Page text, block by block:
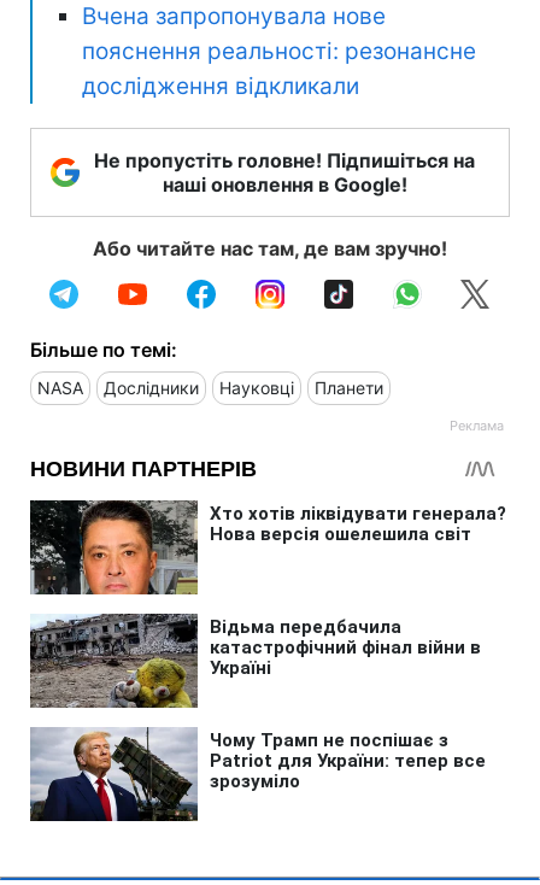
Вчена запропонувала нове
пояснення реальності: резонансне
дослідження відкликали
Не пропустіть головне! Підпишіться на
наші оновлення в Google!
Або читайте нас там, де вам зручно!
Більше по темі:
NASA Дослідники Науковці Планети